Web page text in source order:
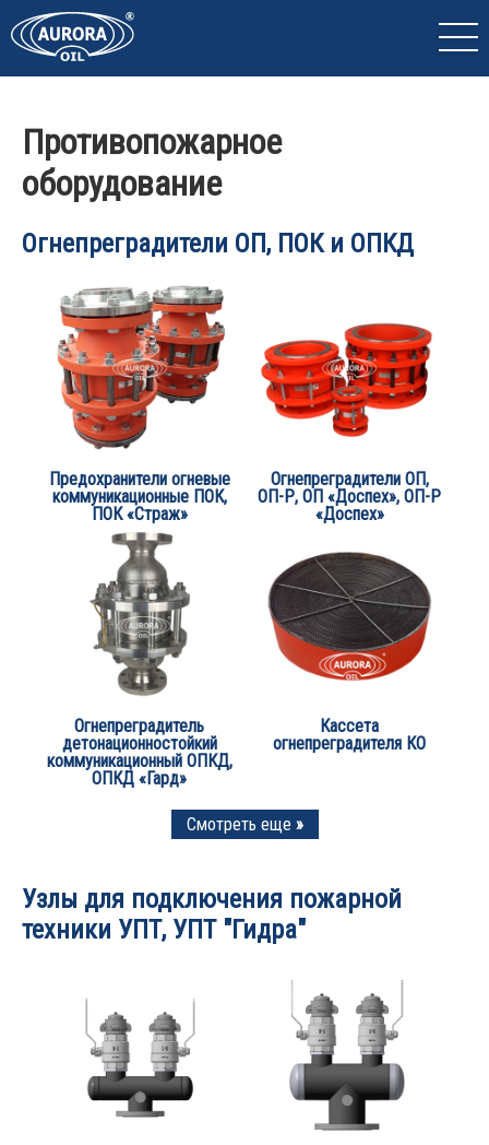
Противопожарное
оборудование
Огнепреградители ОП, ПОК и ОПКД
Предохранители огневые
коммуникационные ПОК,
ПОК «Страж»
Огнепреградители ОП,
ОП-Р, ОП «Доспех», ОП-Р
«Доспех»
Огнепреградитель
детонационностойкий
коммуникационный ОПКД,
ОПКД «Гард»
Кассета
огнепреградителя КО
Смотреть еще »
Узлы для подключения пожарной
техники УПТ, УПТ "Гидра"